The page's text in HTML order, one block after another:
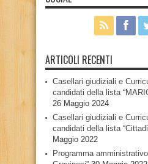
ARTICOLI RECENTI
Casellari giudiziali e
candidati della lista
26 Maggio 2024
Casellari giudiziali e
candidati della lista
Maggio 2022
Programma